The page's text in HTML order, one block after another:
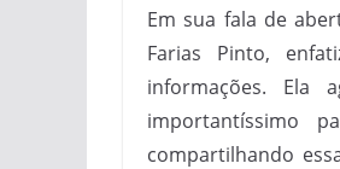
Em sua fala de
Farias Pinto,
informações. Ela
importantíssimo
compartilhando